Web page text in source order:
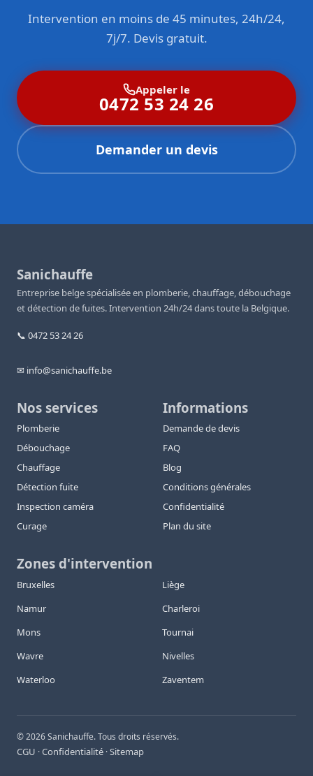
Intervention en moins de 45 minutes, 24h/24,
7j/7. Devis gratuit.
Appeler le
0472 53 24 26
Demander un devis
Sanichauffe
Entreprise belge spécialisée en plomberie, chauffage, débouchage
et détection de fuites. Intervention 24h/24 dans toute la Belgique.
📞 0472 53 24 26
✉ info@sanichauffe.be
Nos services
Plomberie
Débouchage
Chauffage
Détection fuite
Inspection caméra
Curage
Informations
Demande de devis
FAQ
Blog
Conditions générales
Confidentialité
Plan du site
Zones d'intervention
Bruxelles
Liège
Namur
Charleroi
Mons
Tournai
Wavre
Nivelles
Waterloo
Zaventem
©2026Sanichauffe. Tous droits réservés.
CGU ·Confidentialité ·Sitemap